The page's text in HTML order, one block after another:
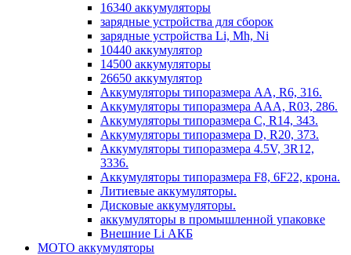
16340 аккумуляторы
зарядные устройства для сборок
зарядные устройства Li, Mh, Ni
10440 аккумулятор
14500 аккумуляторы
26650 аккумулятор
Аккумуляторы типоразмера АА, R6, 316.
Аккумуляторы типоразмера ААА, R03, 286.
Аккумуляторы типоразмера С, R14, 343.
Аккумуляторы типоразмера D, R20, 373.
Аккумуляторы типоразмера 4.5V, 3R12,
3336.
Аккумуляторы типоразмера F8, 6F22, крона.
Литиевые аккумуляторы.
Дисковые аккумуляторы.
аккумуляторы в промышленной упаковке
Внешние Li АКБ
МОТО аккумуляторы